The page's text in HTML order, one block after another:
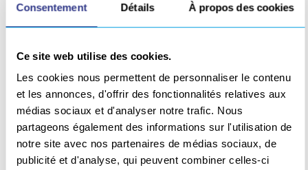
Consentement Détails À propos des cookies
Ce site web utilise des cookies.
Les cookies nous permettent de personnaliser le contenu
et les annonces, d'offrir des fonctionnalités relatives aux
médias sociaux et d'analyser notre trafic. Nous
partageons également des informations sur l'utilisation de
notre site avec nos partenaires de médias sociaux, de
publicité et d'analyse, qui peuvent combiner celles-ci
ROBOT D’USINAGE COMPOSITE – NID
D’ABEILLE